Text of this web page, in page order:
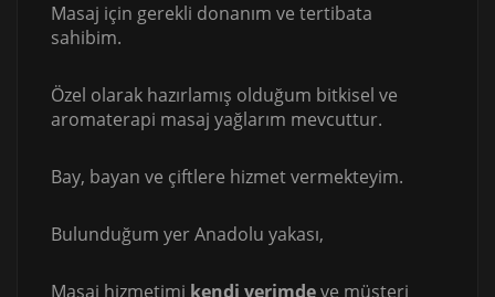
Masaj için gerekli donanım ve tertibata
sahibim.
Özel olarak hazırlamış olduğum bitkisel ve
aromaterapi masaj yağlarım mevcuttur.
Bay, bayan ve çiftlere hizmet vermekteyim.
Bulunduğum yer Anadolu yakası,
Masaj hizmetimi kendi yerimdeve müşteri